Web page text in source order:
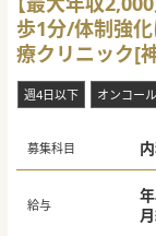
■訪問エリアは
スケジュールを
えます。
■訪問診療開始
めたスタッフが
います。
【業務内容】
看護師1名、ド
す。
■診療補助スタ
ため、情報の
いただきます。
■新患受け入れ
歩1分/体制強
療クリニック[
週4日以下 オンコー
募集科目
給与